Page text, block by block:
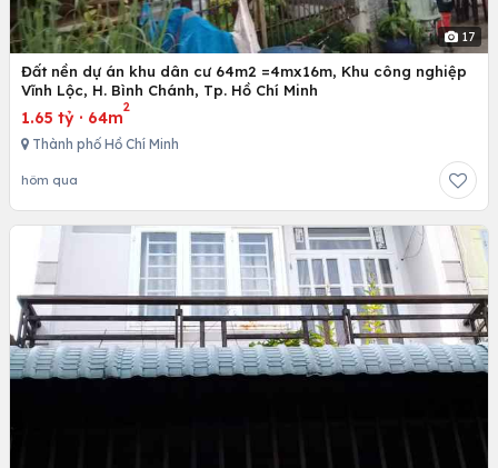
17
Đất nền dự án khu dân cư 64m2 =4mx16m, Khu công nghiệp
Vĩnh Lộc, H. Bình Chánh, Tp. Hồ Chí Minh
1.65 tỷ · 64m
2
Thành phố Hồ Chí Minh
hôm qua